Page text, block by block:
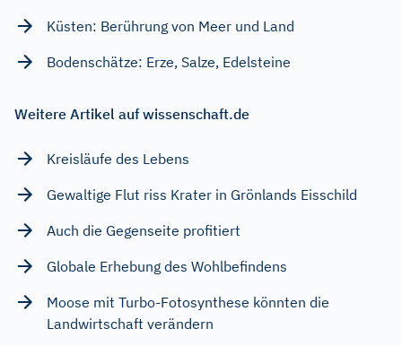
Küsten: Berührung von Meer und Land
Bodenschätze: Erze, Salze, Edelsteine
Weitere Artikel auf wissenschaft.de
Kreisläufe des Lebens
Gewaltige Flut riss Krater in Grönlands Eisschild
Auch die Gegenseite profitiert
Globale Erhebung des Wohlbefindens
Moose mit Turbo-Fotosynthese könnten die
Landwirtschaft verändern